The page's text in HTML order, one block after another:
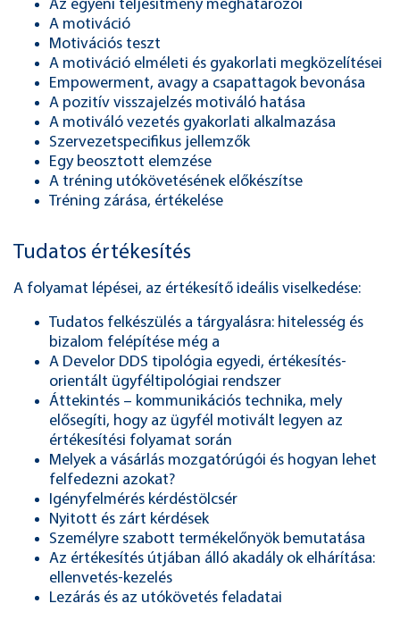
Az egyéni teljesítmény meghatározói
A motiváció
Motivációs teszt
A motiváció elméleti és gyakorlati megközelítései
Empowerment, avagy a csapattagok bevonása
A pozitív visszajelzés motiváló hatása
A motiváló vezetés gyakorlati alkalmazása
Szervezetspecifikus jellemzők
Egy beosztott elemzése
A tréning utókövetésének előkészítse
Tréning zárása, értékelése
Tudatos értékesítés
A folyamat lépései, az értékesítő ideális viselkedése:
Tudatos felkészülés a tárgyalásra: hitelesség és
bizalom felépítése még a
A Develor DDS tipológia egyedi, értékesítés-
orientált ügyféltipológiai rendszer
Áttekintés – kommunikációs technika, mely
elősegíti, hogy az ügyfél motivált legyen az
értékesítési folyamat során
Melyek a vásárlás mozgatórúgói és hogyan lehet
felfedezni azokat?
Igényfelmérés kérdéstölcsér
Nyitott és zárt kérdések
Személyre szabott termékelőnyök bemutatása
Az értékesítés útjában álló akadály ok elhárítása:
ellenvetés-kezelés
Lezárás és az utókövetés feladatai